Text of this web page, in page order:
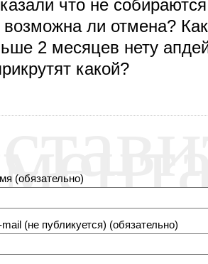
что не
возможна ли отмена?
2 месяцев нету
какой?
(обязательно)
mail (не публикуется) (обязательно)